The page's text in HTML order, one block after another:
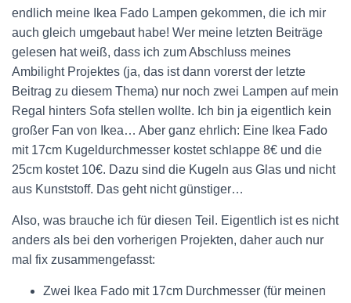
endlich meine Ikea Fado Lampen gekommen, die ich mir
auch gleich umgebaut habe! Wer meine letzten Beiträge
gelesen hat weiß, dass ich zum Abschluss meines
Ambilight Projektes (ja, das ist dann vorerst der letzte
Beitrag zu diesem Thema) nur noch zwei Lampen auf mein
Regal hinters Sofa stellen wollte. Ich bin ja eigentlich kein
großer Fan von Ikea… Aber ganz ehrlich: Eine Ikea Fado
mit 17cm Kugeldurchmesser kostet schlappe 8€ und die
25cm kostet 10€. Dazu sind die Kugeln aus Glas und nicht
aus Kunststoff. Das geht nicht günstiger…
Also, was brauche ich für diesen Teil. Eigentlich ist es nicht
anders als bei den vorherigen Projekten, daher auch nur
mal fix zusammengefasst:
Zwei Ikea Fado mit 17cm Durchmesser (für meinen